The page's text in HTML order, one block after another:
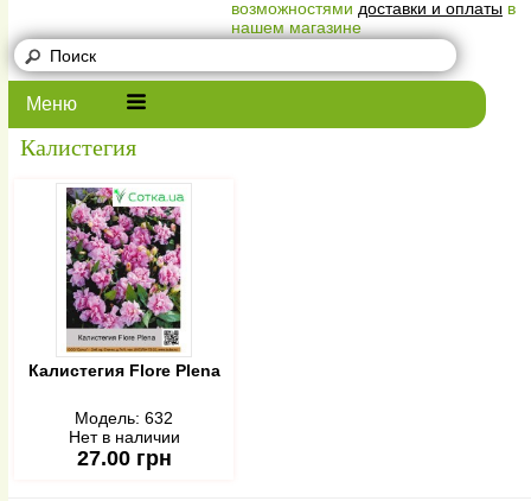
возможностями доставки и оплаты в
нашем магазине
Меню
Калистегия
Калистегия Flore Plena
Модель: 632
Нет в наличии
27.00 грн